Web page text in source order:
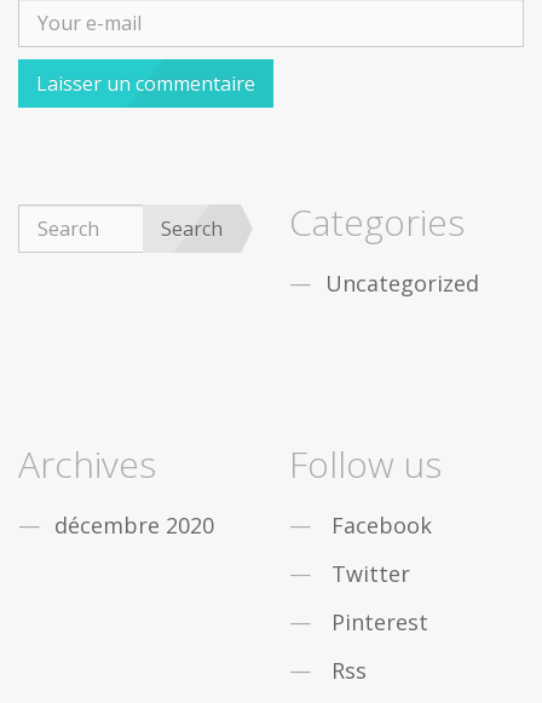
Search Categories
Uncategorized
Archives
décembre 2020
Follow us
Facebook
Twitter
Pinterest
Rss